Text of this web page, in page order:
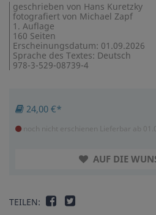
geschrieben von Hans Kuretzky
fotografiert von Michael Zapf
1. Auflage
160 Seiten
Erscheinungsdatum: 01.09.2026
Sprache des Textes: Deutsch
978-3-529-08739-4
24,00 €*
noch nicht erschienen Lieferbar ab
AUF DIE
TEILEN: